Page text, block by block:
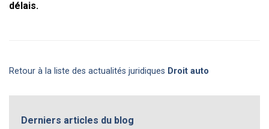
délais.
Retour à la liste des actualités juridiques Droit auto
Derniers articles du blog